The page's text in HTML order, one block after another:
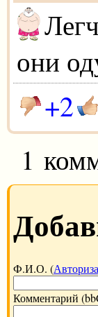
они
+2
1
Ф.И.О. (
Комментарий